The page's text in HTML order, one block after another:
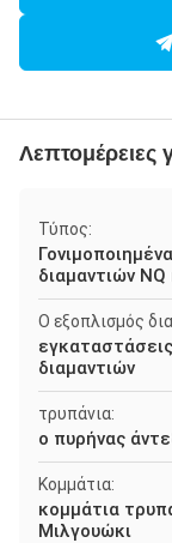
Λεπτομέρειες
Τύπος:
διαμαντιών
Ο εξοπλισμός
διαμαντιών
τρυπάνια:
ο πυρήνας
Κομμάτια:
κομμάτια
Μιλγουώκι